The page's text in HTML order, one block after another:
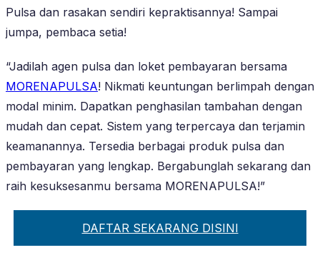
Pulsa dan rasakan sendiri kepraktisannya! Sampai
jumpa, pembaca setia!
“Jadilah agen pulsa dan loket pembayaran bersama
MORENAPULSA! Nikmati keuntungan berlimpah dengan
modal minim. Dapatkan penghasilan tambahan dengan
mudah dan cepat. Sistem yang terpercaya dan terjamin
keamanannya. Tersedia berbagai produk pulsa dan
pembayaran yang lengkap. Bergabunglah sekarang dan
raih kesuksesanmu bersama MORENAPULSA!”
DAFTAR SEKARANG DISINI